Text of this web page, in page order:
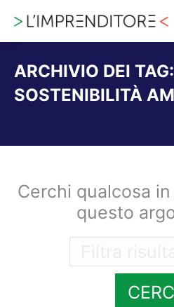
ARCHIVIO DEI TAG:
SOSTENIBILITÀ
Cerchi qualcosa
questo